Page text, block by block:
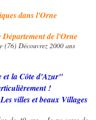
dans l'Orne
Département de l'Orne
(76) Découvrez 2000 ans
etla Côte d'Azur"
!
villes et beaux Villages